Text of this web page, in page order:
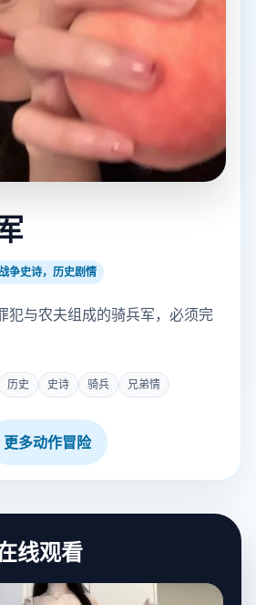
战争史诗，历史剧情
犯与农夫组成的骑兵军，必须完
历史 史诗 骑兵 兄弟情
更多动作冒险
线观看